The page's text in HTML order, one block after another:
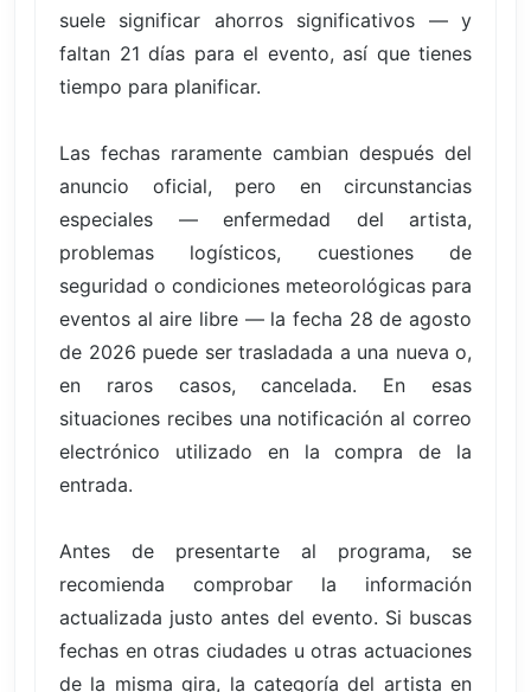
suele significar ahorros significativos — y
faltan 21 días para el evento, así que tienes
tiempo para planificar.
Las fechas raramente cambian después del
anuncio oficial, pero en circunstancias
especiales — enfermedad del artista,
problemas logísticos, cuestiones de
seguridad o condiciones meteorológicas para
eventos al aire libre — la fecha 28 de agosto
de 2026 puede ser trasladada a una nueva o,
en raros casos, cancelada. En esas
situaciones recibes una notificación al correo
electrónico utilizado en la compra de la
entrada.
Antes de presentarte al programa, se
recomienda comprobar la información
actualizada justo antes del evento. Si buscas
fechas en otras ciudades u otras actuaciones
de la misma gira, la categoría del artista en